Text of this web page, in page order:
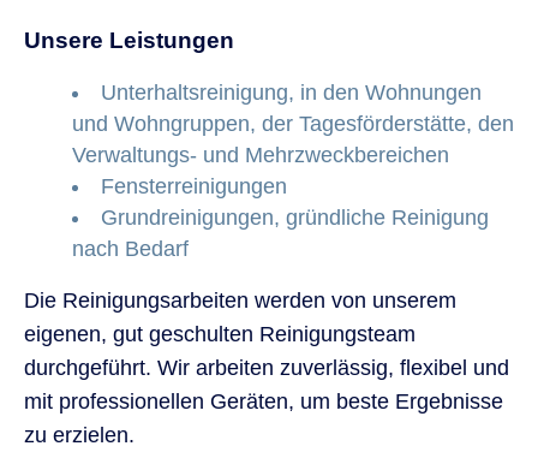
Unsere Leistungen
Unterhaltsreinigung, in den Wohnungen
und Wohngruppen, der Tagesförderstätte, den
Verwaltungs- und Mehrzweckbereichen
Fensterreinigungen
Grundreinigungen, gründliche Reinigung
nach Bedarf
Die Reinigungsarbeiten werden von unserem
eigenen, gut geschulten Reinigungsteam
durchgeführt. Wir arbeiten zuverlässig, flexibel und
mit professionellen Geräten, um beste Ergebnisse
zu erzielen.